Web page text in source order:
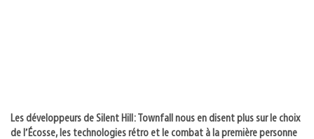
Les développeurs de Silent Hill: Townfall nous en disent plus sur le choix
de l’Écosse, les technologies rétro et le combat à la première personne